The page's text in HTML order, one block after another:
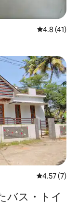
レビュー41
4.8 (41)
レビュー7
4.57 (7)
バス・トイ